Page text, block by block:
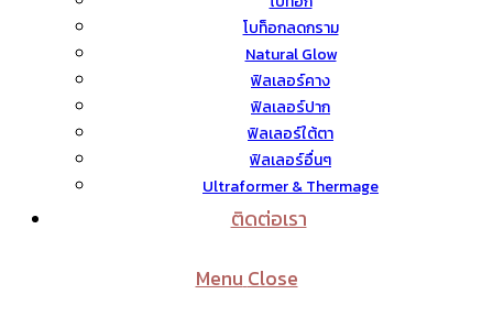
โบท็อกลดกราม
Natural Glow
ฟิลเลอร์คาง
ฟิลเลอร์ปาก
ฟิลเลอร์ใต้ตา
ฟิลเลอร์อื่นๆ
Ultraformer & Thermage
ติดต่อเรา
Menu Close